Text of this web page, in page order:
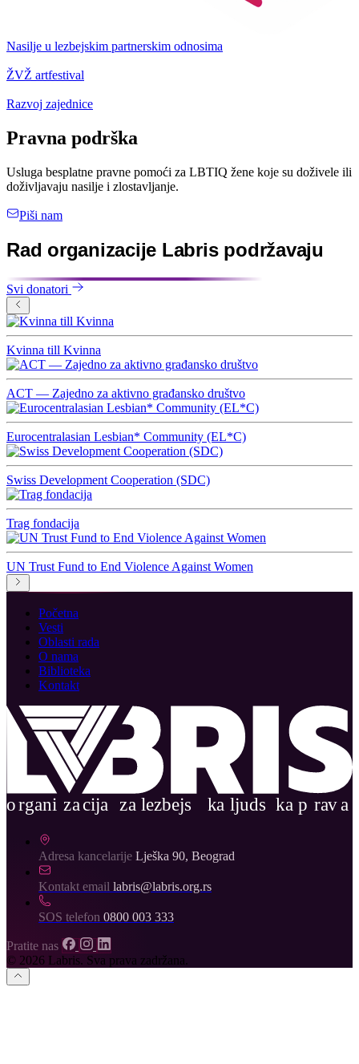
Nasilje u lezbejskim partnerskim odnosima
ŽVŽ artfestival
Razvoj zajednice
Pravna podrška
Usluga besplatne pravne pomoći za LBTIQ žene koje su doživele ili
doživljavaju nasilje i zlostavljanje.
Piši nam
Rad organizacije Labris podržavaju
Svi donatori
Kvinna till Kvinna
ACT — Zajedno za aktivno građansko društvo
Eurocentralasian Lesbian* Community (EL*C)
Swiss Development Cooperation (SDC)
Trag fondacija
UN Trust Fund to End Violence Against Women
Početna
Vesti
Oblasti rada
O nama
Biblioteka
Kontakt
Adresa kancelarije Lješka 90, Beograd
Kontakt email labris@labris.org.rs
SOS telefon 0800 003 333
Pratite nas
© 2026 Labris. Sva prava zadržana.